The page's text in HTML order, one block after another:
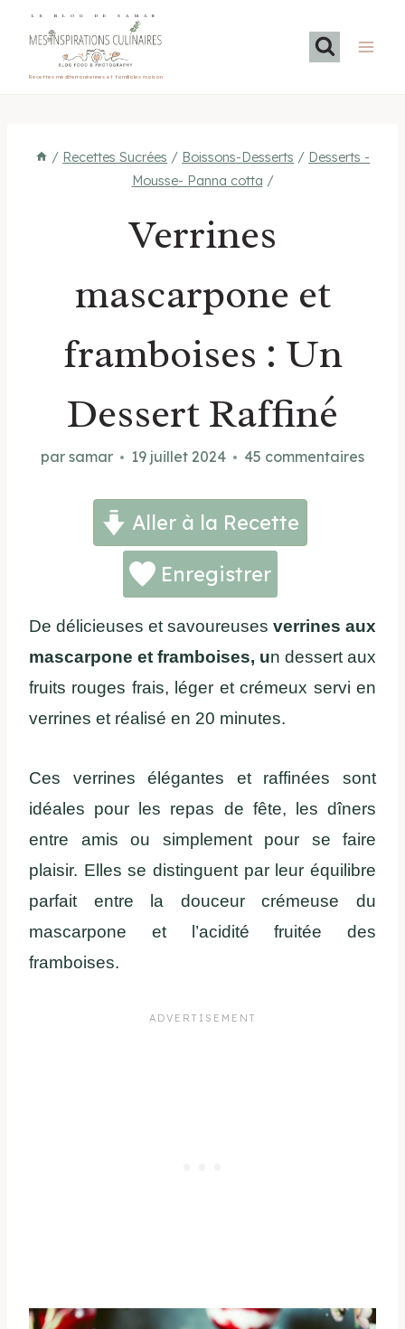
LE BLOG DE SAMAR
Recettes méditerranéennes et familiales maison
/ Recettes Sucrées / Boissons-Desserts / Desserts -
Mousse- Panna cotta /
Verrines
mascarpone et
framboises : Un
Dessert Raffiné
par samar 19 juillet 2024 45 commentaires
Aller à la Recette
Enregistrer
De délicieuses et savoureuses verrines aux
mascarpone et framboises, un dessert aux
fruits rouges frais, léger et crémeux servi en
verrines et réalisé en 20 minutes.
Ces verrines élégantes et raffinées sont
idéales pour les repas de fête, les dîners
entre amis ou simplement pour se faire
plaisir. Elles se distinguent par leur équilibre
parfait entre la douceur crémeuse du
mascarpone et l’acidité fruitée des
framboises.